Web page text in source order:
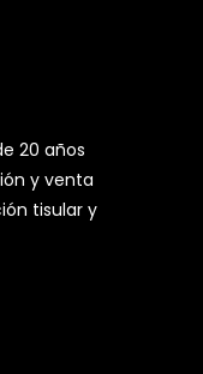
20 años
y venta
tisular y